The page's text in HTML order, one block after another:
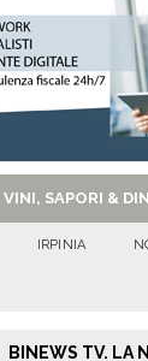
VINI, SAPORI &
IRPINIA
BINEWS TV. LA